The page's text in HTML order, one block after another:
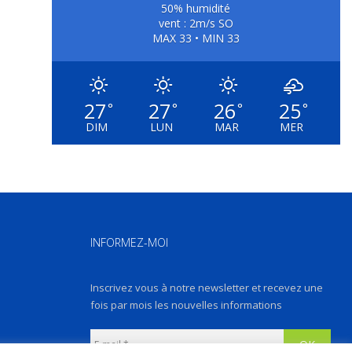
50% humidité
vent : 2m/s SO
MAX 33 • MIN 33
27°
DIM
27°
LUN
26°
MAR
25°
MER
INFORMEZ-MOI
Inscrivez vous à notre newsletter et recevez une
fois par mois les nouvelles informations